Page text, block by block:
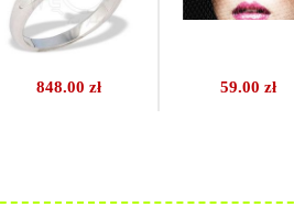
848.00 zł 59.00 zł